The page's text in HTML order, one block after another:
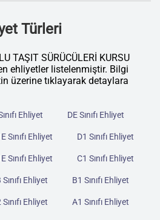
Türleri
TAŞIT SÜRÜCÜLERİ KURSU
ehliyetler listelenmiştir. Bilgi
üzerine tıklayarak detaylara
Ehliyet DE Sınıfı Ehliyet
Sınıfı Ehliyet D1 Sınıfı Ehliyet
Sınıfı Ehliyet C1 Sınıfı Ehliyet
Sınıfı Ehliyet B1 Sınıfı Ehliyet
Ehliyet A1 Sınıfı Ehliyet